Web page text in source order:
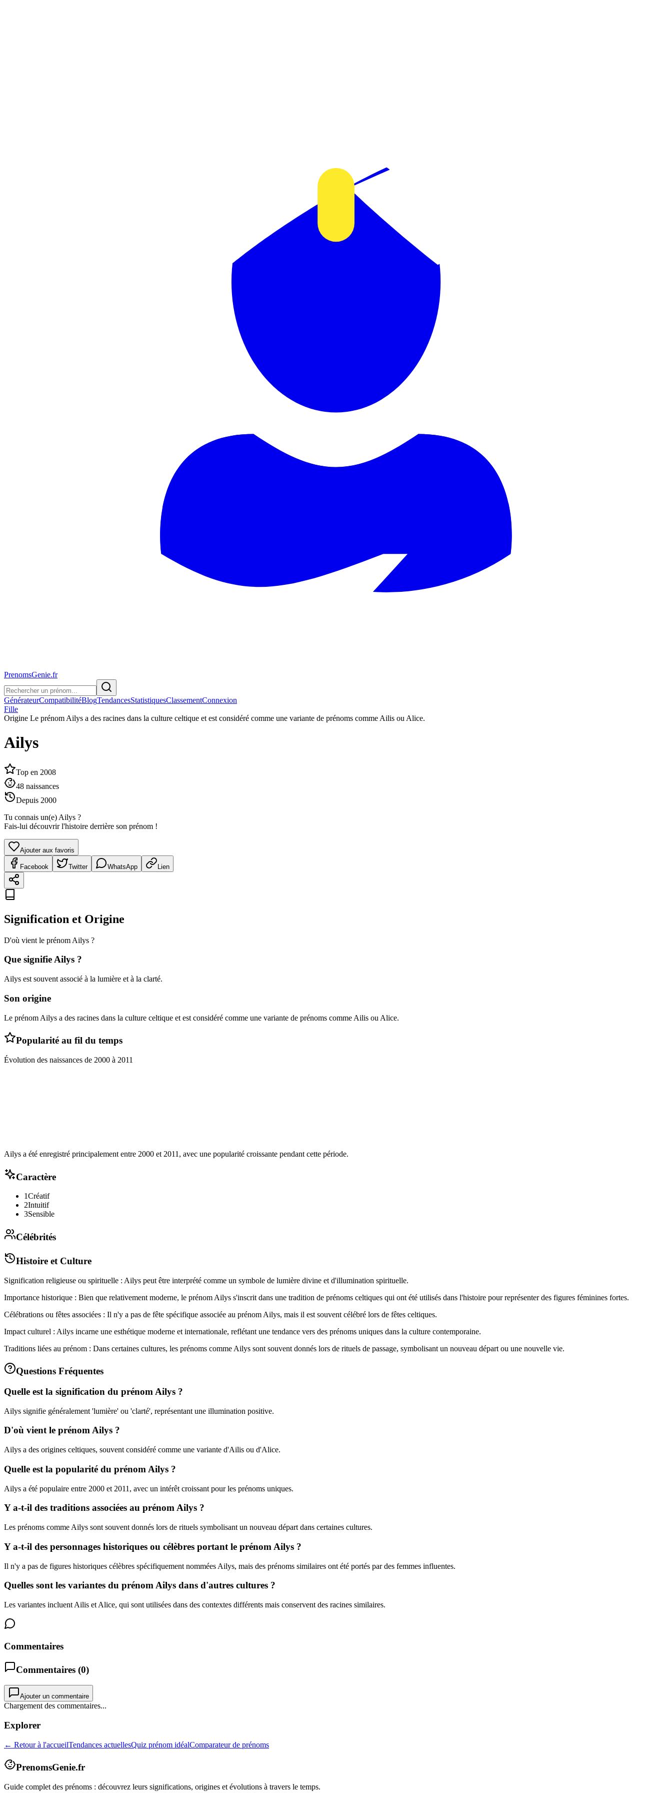
PrenomsGenie.fr
GénérateurCompatibilitéBlogTendancesStatistiquesClassementConnexion
Fille
Origine Le prénom Ailys a des racines dans la culture celtique et est considéré comme une variante de prénoms comme Ailis ou Alice.
Ailys
Top en 2008
48 naissances
Depuis 2000
Tu connais un(e) Ailys ?
Fais-lui découvrir l'histoire derrière son prénom !
Ajouter aux favoris
Facebook Twitter WhatsApp Lien
Signification et Origine
D'où vient le prénom Ailys ?
Que signifieAilys ?
Ailys est souvent associé à la lumière et à la clarté.
Son origine
Le prénom Ailys a des racines dans la culture celtique et est considéré comme une variante de prénoms comme Ailis ou Alice.
Popularité au fil du temps
Évolution des naissances de 2000 à 2011
Ailys a été enregistré principalement entre 2000 et 2011, avec une popularité croissante pendant cette période.
Caractère
1Créatif
2Intuitif
3Sensible
Célébrités
Histoire et Culture
Signification religieuse ou spirituelle : Ailys peut être interprété comme un symbole de lumière divine et d'illumination spirituelle.
Importance historique : Bien que relativement moderne, le prénom Ailys s'inscrit dans une tradition de prénoms celtiques qui ont été utilisés dans l'histoire pour représenter des figures féminines fortes.
Célébrations ou fêtes associées : Il n'y a pas de fête spécifique associée au prénom Ailys, mais il est souvent célébré lors de fêtes celtiques.
Impact culturel : Ailys incarne une esthétique moderne et internationale, reflétant une tendance vers des prénoms uniques dans la culture contemporaine.
Traditions liées au prénom : Dans certaines cultures, les prénoms comme Ailys sont souvent donnés lors de rituels de passage, symbolisant un nouveau départ ou une nouvelle vie.
Questions Fréquentes
Quelle est la signification du prénom Ailys ?
Ailys signifie généralement 'lumière' ou 'clarté', représentant une illumination positive.
D'où vient le prénom Ailys ?
Ailys a des origines celtiques, souvent considéré comme une variante d'Ailis ou d'Alice.
Quelle est la popularité du prénom Ailys ?
Ailys a été populaire entre 2000 et 2011, avec un intérêt croissant pour les prénoms uniques.
Y a-t-il des traditions associées au prénom Ailys ?
Les prénoms comme Ailys sont souvent donnés lors de rituels symbolisant un nouveau départ dans certaines cultures.
Y a-t-il des personnages historiques ou célèbres portant le prénom Ailys ?
Il n'y a pas de figures historiques célèbres spécifiquement nommées Ailys, mais des prénoms similaires ont été portés par des femmes influentes.
Quelles sont les variantes du prénom Ailys dans d'autres cultures ?
Les variantes incluent Ailis et Alice, qui sont utilisées dans des contextes différents mais conservent des racines similaires.
Commentaires
Commentaires (0)
Ajouter un commentaire
Chargement des commentaires...
Explorer
← Retour à l'accueilTendances actuellesQuiz prénom idéalComparateur de prénoms
PrenomsGenie.fr
Guide complet des prénoms : découvrez leurs significations, origines et évolutions à travers le temps.